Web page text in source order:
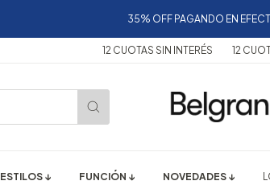
35% OFF PAGANDO EN EFECTIVO
12 CUOTAS SIN INTERÉS 12 CUOTAS SIN
ESTILOS ↓ FUNCIÓN ↓ NOVEDADES ↓